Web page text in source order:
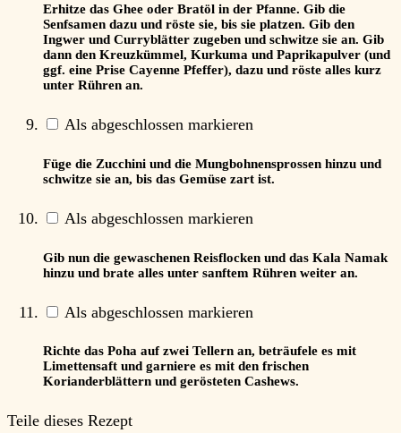
Erhitze das Ghee oder Bratöl in der Pfanne. Gib die
Senfsamen dazu und röste sie, bis sie platzen. Gib den
Ingwer und Curryblätter zugeben und schwitze sie an. Gib
dann den Kreuzkümmel, Kurkuma und Paprikapulver (und
ggf. eine Prise Cayenne Pfeffer), dazu und röste alles kurz
unter Rühren an.
Als abgeschlossen markieren
Füge die Zucchini und die Mungbohnensprossen hinzu und
schwitze sie an, bis das Gemüse zart ist.
Als abgeschlossen markieren
Gib nun die gewaschenen Reisflocken und das Kala Namak
hinzu und brate alles unter sanftem Rühren weiter an.
Als abgeschlossen markieren
Richte das Poha auf zwei Tellern an, beträufele es mit
Limettensaft und garniere es mit den frischen
Korianderblättern und gerösteten Cashews.
Teile dieses Rezept